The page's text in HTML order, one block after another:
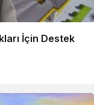
İçin Destek